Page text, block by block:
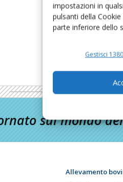
impostazioni in
pulsanti della
parte inferiore dello
Gestisci
sul mondo
Allevamento